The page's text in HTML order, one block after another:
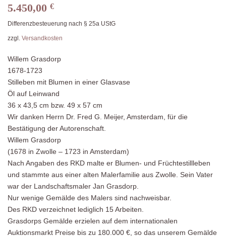
5.450,00 €
Differenzbesteuerung nach § 25a UStG
zzgl. Versandkosten
Willem Grasdorp
1678-1723
Stilleben mit Blumen in einer Glasvase
Öl auf Leinwand
36 x 43,5 cm bzw. 49 x 57 cm
Wir danken Herrn Dr. Fred G. Meijer, Amsterdam, für die
Bestätigung der Autorenschaft.
Willem Grasdorp
(1678 in Zwolle – 1723 in Amsterdam)
Nach Angaben des RKD malte er Blumen- und Früchtestillleben
und stammte aus einer alten Malerfamilie aus Zwolle. Sein Vater
war der Landschaftsmaler Jan Grasdorp.
Nur wenige Gemälde des Malers sind nachweisbar.
Des RKD verzeichnet lediglich 15 Arbeiten.
Grasdorps Gemälde erzielen auf dem internationalen
Auktionsmarkt Preise bis zu 180.000 €, so das unserem Gemälde